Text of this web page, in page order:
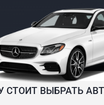
СТОИТ ВЫБРАТЬ